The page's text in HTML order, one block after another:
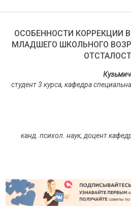
ОСОБЕННОСТИ КОРРЕКЦИИ
МЛАДШЕГО ШКОЛЬНОГО
студент 3 курса, кафедра
канд. психол. наук, доцент